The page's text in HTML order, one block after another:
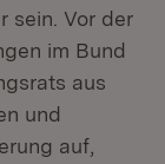
sein. Vor der
im Bund
aus
und
auf,